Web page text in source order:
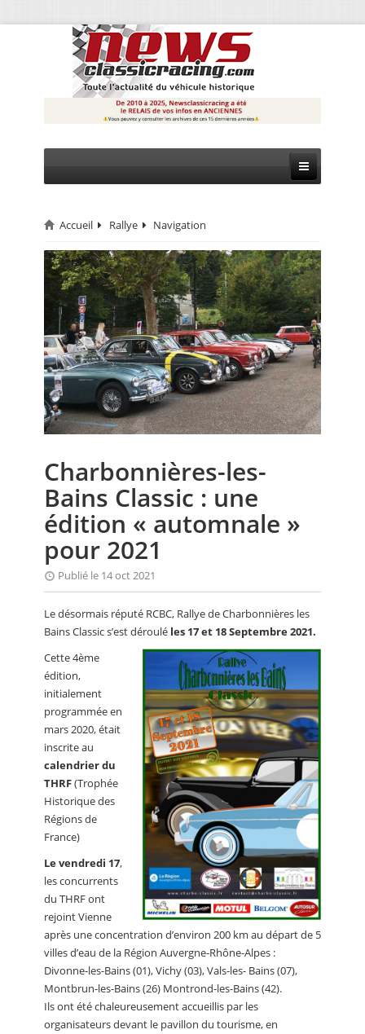
CIRCUIT
RALLYE
MONTAGNE
EVÈNEMENTS
CALENDRIER
FOCUS
ANNUAIRES
PETITES ANNONCES
Accueil Rallye Navigation
Charbonnières-les-
Bains Classic : une
édition « automnale »
pour 2021
Publié le 14 oct 2021
Le désormais réputé RCBC, Rallye de Charbonnières les
Bains Classic s’est déroulé les 17 et 18 Septembre 2021.
Cette 4ème
édition,
initialement
programmée en
mars 2020, était
inscrite au
calendrier du
THRF(Trophée
Historique des
Régions de
France)
Le vendredi 17,
les concurrents
du THRF ont
rejoint Vienne
après une concentration d’environ 200 km au départ de 5
villes d’eau de la Région Auvergne-Rhône-Alpes :
Divonne-les-Bains (01), Vichy (03), Vals-les- Bains (07),
Montbrun-les-Bains (26) Montrond-les-Bains (42).
Ils ont été chaleureusement accueillis par les
organisateurs devant le pavillon du tourisme, en